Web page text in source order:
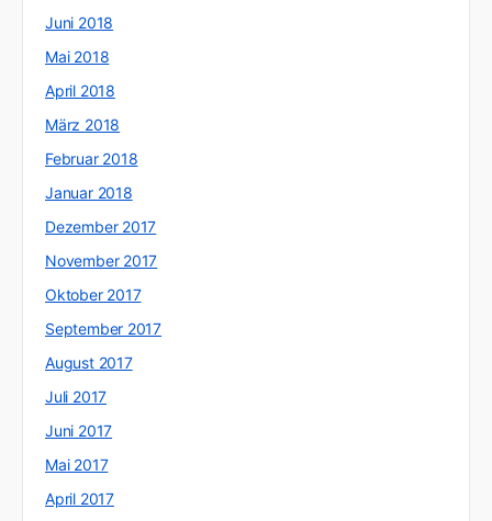
Juni 2018
Mai 2018
April 2018
März 2018
Februar 2018
Januar 2018
Dezember 2017
November 2017
Oktober 2017
September 2017
August 2017
Juli 2017
Juni 2017
Mai 2017
April 2017